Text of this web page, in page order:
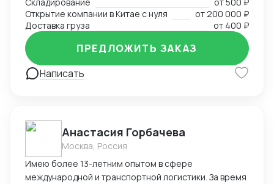
«сделка под ключ» , и как помощь на любом этапе
сопровождения сделки.
Открытие компании в Китае с нуля
от200 000 ₽
Доставка груза
от 400 ₽
Написать
ПРЕДЛОЖИТЬ ЗАКАЗ
Анастасия Горбачева
Москва, Россия
Имею более 13-летним опытом в сфере
международной и транспортной логистики. За время